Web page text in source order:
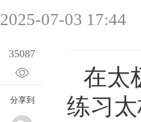
2025-07-03 17:44
35087
分享到
在太
练习